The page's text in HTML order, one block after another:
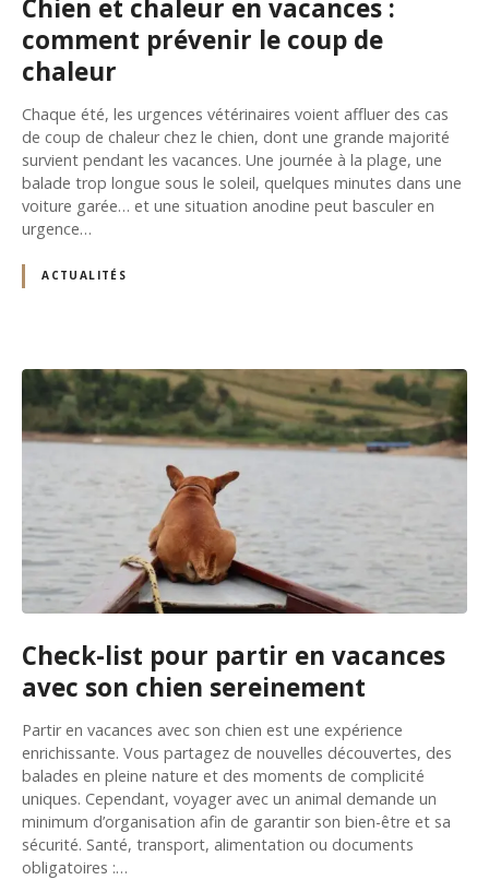
Chien et chaleur en vacances :
comment prévenir le coup de
chaleur
Chaque été, les urgences vétérinaires voient affluer des cas
de coup de chaleur chez le chien, dont une grande majorité
survient pendant les vacances. Une journée à la plage, une
balade trop longue sous le soleil, quelques minutes dans une
voiture garée… et une situation anodine peut basculer en
urgence…
ACTUALITÉS
Check-list pour partir en vacances
avec son chien sereinement
Partir en vacances avec son chien est une expérience
enrichissante. Vous partagez de nouvelles découvertes, des
balades en pleine nature et des moments de complicité
uniques. Cependant, voyager avec un animal demande un
minimum d’organisation afin de garantir son bien-être et sa
sécurité. Santé, transport, alimentation ou documents
obligatoires :…